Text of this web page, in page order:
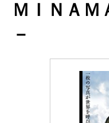
ＭＩＮＡＭ
－